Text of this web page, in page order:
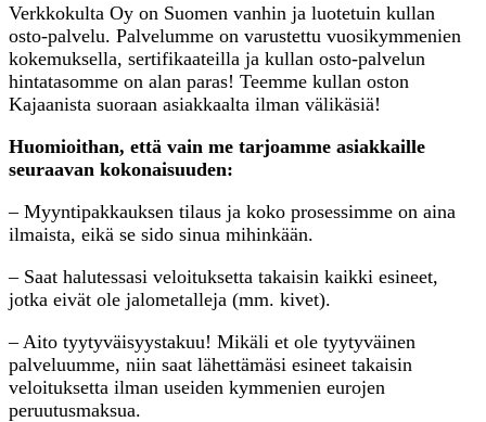
Verkkokulta Oy on Suomen vanhin ja luotetuin kullan
osto-palvelu. Palvelumme on varustettu vuosikymmenien
kokemuksella, sertifikaateilla ja kullan osto-palvelun
hintatasomme on alan paras! Teemme kullan oston
Kajaanista suoraan asiakkaalta ilman välikäsiä!
Huomioithan, että vain me tarjoamme asiakkaille
seuraavan kokonaisuuden:
– Myyntipakkauksen tilaus ja koko prosessimme on aina
ilmaista, eikä se sido sinua mihinkään.
– Saat halutessasi veloituksetta takaisin kaikki esineet,
jotka eivät ole jalometalleja (mm. kivet).
– Aito tyytyväisyystakuu! Mikäli et ole tyytyväinen
palveluumme, niin saat lähettämäsi esineet takaisin
veloituksetta ilman useiden kymmenien eurojen
peruutusmaksua.